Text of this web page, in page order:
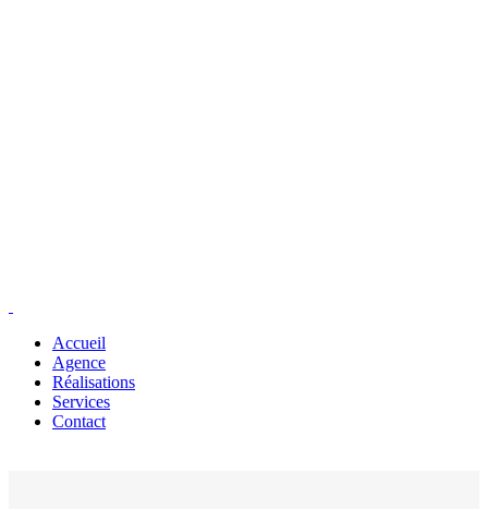
Accueil
Agence
Réalisations
Services
Contact